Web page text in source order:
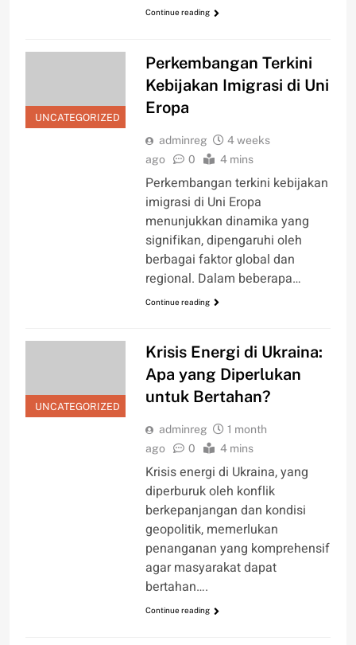
Continue reading
UNCATEGORIZED
Perkembangan Terkini
Kebijakan Imigrasi di Uni
Eropa
adminreg
4 weeks
ago
0 4 mins
Perkembangan terkini kebijakan
imigrasi di Uni Eropa
menunjukkan dinamika yang
signifikan, dipengaruhi oleh
berbagai faktor global dan
regional. Dalam beberapa…
Continue reading
UNCATEGORIZED
Krisis Energi di Ukraina:
Apa yang Diperlukan
untuk Bertahan?
adminreg
1 month
ago
0 4 mins
Krisis energi di Ukraina, yang
diperburuk oleh konflik
berkepanjangan dan kondisi
geopolitik, memerlukan
penanganan yang komprehensif
agar masyarakat dapat
bertahan….
Continue reading